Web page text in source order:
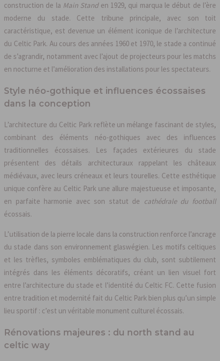
construction de la Main Stand en 1929, qui marqua le début de l’ère
moderne du stade. Cette tribune principale, avec son toit
caractéristique, est devenue un élément iconique de l’architecture
du Celtic Park. Au cours des années 1960 et 1970, le stade a continué
de s’agrandir, notamment avec l’ajout de projecteurs pour les matchs
en nocturne et l’amélioration des installations pour les spectateurs.
Style néo-gothique et influences écossaises
dans la conception
L’architecture du Celtic Park reflète un mélange fascinant de styles,
combinant des éléments néo-gothiques avec des influences
traditionnelles écossaises. Les façades extérieures du stade
présentent des détails architecturaux rappelant les châteaux
médiévaux, avec leurs créneaux et leurs tourelles. Cette esthétique
unique confère au Celtic Park une allure majestueuse et imposante,
en parfaite harmonie avec son statut de cathédrale du football
écossais.
L’utilisation de la pierre locale dans la construction renforce l’ancrage
du stade dans son environnement glaswégien. Les motifs celtiques
et les trèfles, symboles emblématiques du club, sont subtilement
intégrés dans les éléments décoratifs, créant un lien visuel fort
entre l’architecture du stade et l’identité du Celtic FC. Cette fusion
entre tradition et modernité fait du Celtic Park bien plus qu’un simple
lieu sportif : c’est un véritable monument culturel écossais.
Rénovations majeures : du north stand au
celtic way